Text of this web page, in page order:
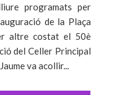
programats per
de la Plaça
altre costat el 50è
del Celler Principal
va acollir...